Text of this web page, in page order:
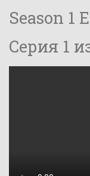
Season 1
Серия 1